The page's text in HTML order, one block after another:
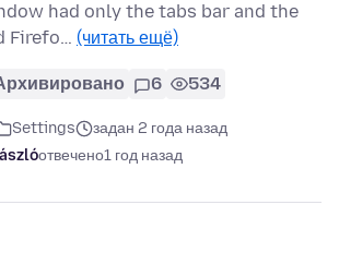
had only the tabs bar and the
Firefo… (читать ещё)
6 534
Settings
задан 2 года назад
отвечено1 год назад